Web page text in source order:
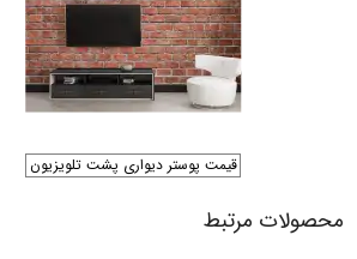
قیمت پوستر دیواری پشت تلویزیون
محصولات مرتبط